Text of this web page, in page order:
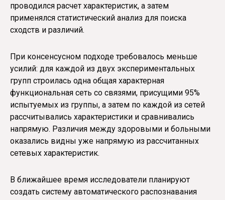
проводился расчет характеристик, а затем
применялся статистический анализ для поиска
сходств и различий.
При консенсусном подходе требовалось меньше
усилий: для каждой из двух экспериментальных
групп строилась одна общая характерная
функциональная сеть со связями, присущими 95%
испытуемых из группы, а затем по каждой из сетей
рассчитывались характеристики и сравнивались
напрямую. Различия между здоровыми и больными
оказались видны уже напрямую из рассчитанных
сетевых характеристик.
В ближайшее время исследователи планируют
создать систему автоматического распознавания